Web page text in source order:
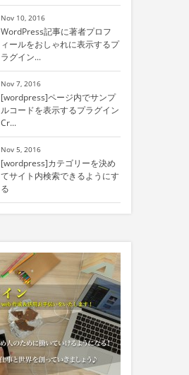
Nov 10, 2016
WordPress記事に著者プロフ
ィールをおしゃれに表示するプ
ラグイン...
Nov 7, 2016
[wordpress]ページ内でサンプ
ルコードを表示するプラグイン
Cr...
Nov 5, 2016
[wordpress]カテゴリーを決め
てサイト内検索できるようにす
る